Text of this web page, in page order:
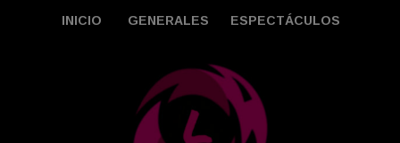
INICIO GENERALES ESPECTÁCULOS